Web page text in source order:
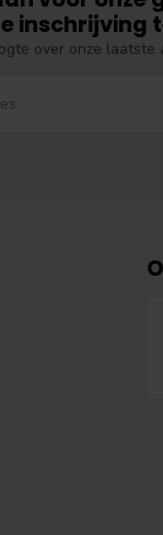
inschrijving
over onze laatste